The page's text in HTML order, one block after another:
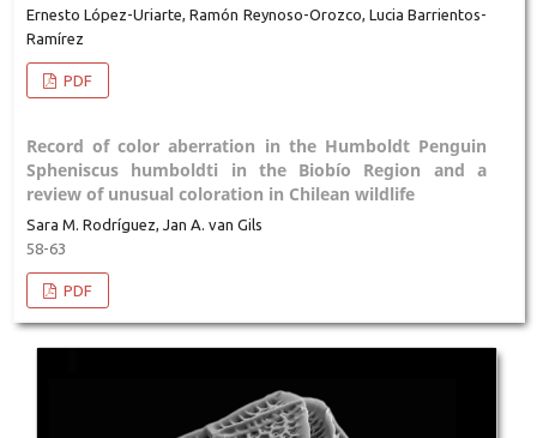
Ernesto López-Uriarte, Ramón Reynoso-Orozco, Lucia Barrientos-
Ramírez
PDF
Record of color aberration in the Humboldt Penguin
Spheniscus humboldti in the Biobío Region and a
review of unusual coloration in Chilean wildlife
Sara M. Rodríguez, Jan A. van Gils
58-63
PDF